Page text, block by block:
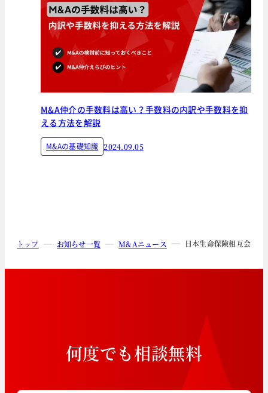
M&A仲介の手数料は高い？手数料の内訳や手数料を抑
える方法を解説
M&Aの基礎知識 2024.09.05
トップ お知らせ一覧 M&Aニュース 日本生命保険相互会社
何度でも相談無料